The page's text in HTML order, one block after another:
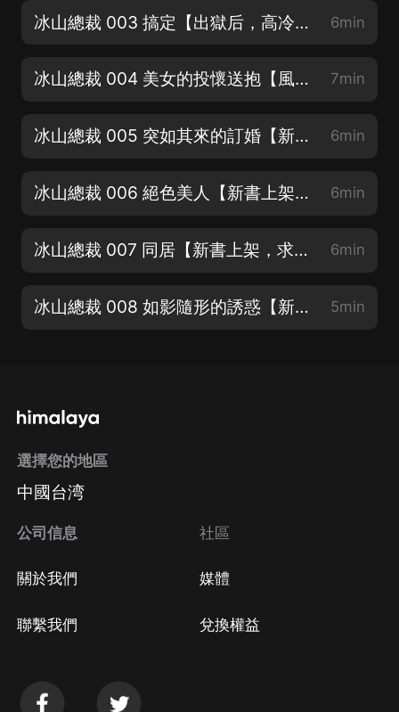
冰山總裁 003 搞定【出獄后，高冷女總裁愛上我，歡迎訂閱】 6min
冰山總裁 004 美女的投懷送抱【風流醫聖闖花都哦！】 7min
冰山總裁 005 突如其來的訂婚【新書上架，求訂閱、好評、月票】 6min
冰山總裁 006 絕色美人【新書上架，求訂閱、好評、月票】 6min
冰山總裁 007 同居【新書上架，求訂閱、好評、月票】 6min
冰山總裁 008 如影隨形的誘惑【新書上架，求訂閱、好評、月票】 5min
選擇您的地區
中國台湾
公司信息
關於我們
聯繫我們
社區
媒體
兌換權益